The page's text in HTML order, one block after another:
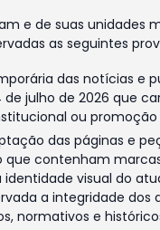
e de suas unidades
as seguintes
das notícias e
de julho de 2026 que
ou promoção
das páginas e
contenham
visual do
a integridade dos
normativos e